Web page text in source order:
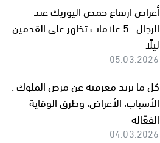
أعراض ارتفاع حمض اليوريك عند
الرجال.. 5 علامات تظهر على القدمين
ليلًا
05.03.2026
كل ما تريد معرفته عن مرض الملوك :
الأسباب، الأعراض، وطرق الوقاية
الفعّالة
04.03.2026